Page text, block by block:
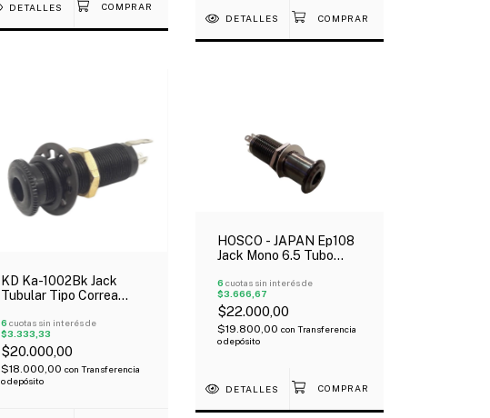
DETALLES
DETALLES
KD Ka-1002Bk Jack
Tubular Tipo Correa
6 cuotas sin interés de
$3.333,33
$20.000,00
$18.000,00 con Transferencia
o depósito
HOSCO - JAPAN Ep108
Jack Mono 6.5 Tubo
6 cuotas sin interés de
$3.666,67
$22.000,00
$19.800,00 con Transferencia
o depósito
DETALLES